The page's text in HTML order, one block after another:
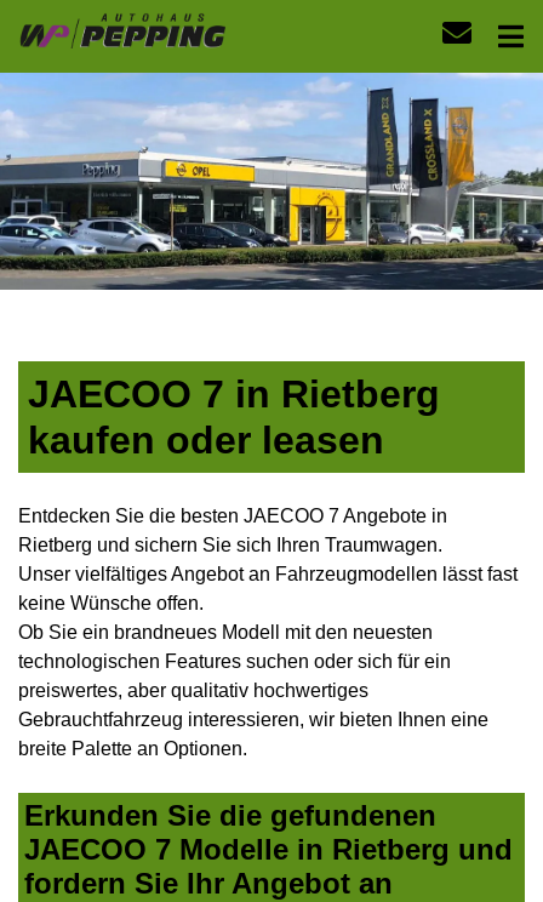
JAECOO 7 in Rietberg
kaufen oder leasen
Entdecken Sie die besten JAECOO 7 Angebote in
Rietberg und sichern Sie sich Ihren Traumwagen.
Unser vielfältiges Angebot an Fahrzeugmodellen lässt fast
keine Wünsche offen.
Ob Sie ein brandneues Modell mit den neuesten
technologischen Features suchen oder sich für ein
preiswertes, aber qualitativ hochwertiges
Gebrauchtfahrzeug interessieren, wir bieten Ihnen eine
breite Palette an Optionen.
Erkunden Sie die gefundenen
JAECOO 7 Modelle in Rietberg und
fordern Sie Ihr Angebot an